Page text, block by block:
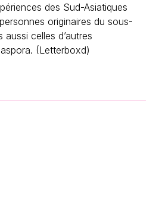
des Sud-Asiatiques
originaires du sous-
celles d’autres
(Letterboxd)